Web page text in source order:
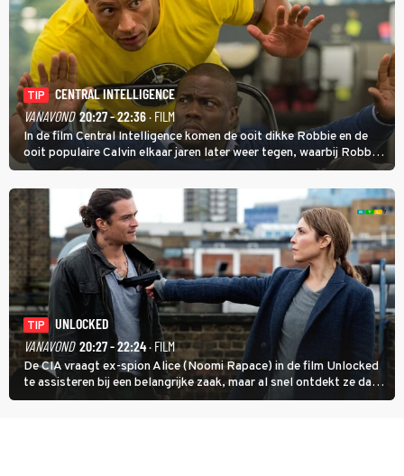
TIP
CENTRAL INTELLIGENCE
VANAVOND 20:27 - 22:36· FILM
In de film Central Intelligence komen de ooit dikke Robbie en de
ooit populaire Calvin elkaar jaren later weer tegen, waarbij Robbie,
inmiddels supergespierd en werkzaam voor de CIA, Calvins hulp
goed kan gebruiken.
TIP
UNLOCKED
VANAVOND 20:27 - 22:24· FILM
De CIA vraagt ex-spion Alice (Noomi Rapace) in de film Unlocked
te assisteren bij een belangrijke zaak, maar al snel ontdekt ze dat
degene die haar aanstelde kwade bedoelingen heeft.